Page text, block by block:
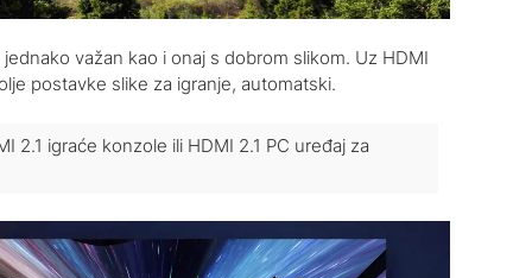
važan kao i onaj s dobrom slikom. Uz HDMI
postavke slike za igranje, automatski.
2.1 igraće konzole ili HDMI 2.1 PC uređaj za